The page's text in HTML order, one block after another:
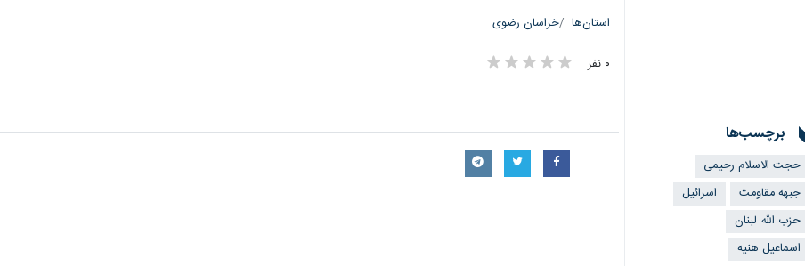
استان‌ها خراسان رضوی
۰ نفر
برچسب‌ها
حجت الاسلام رحیمی
جبهه مقاومت
اسرائیل
حزب الله لبنان
اسماعیل هنیه